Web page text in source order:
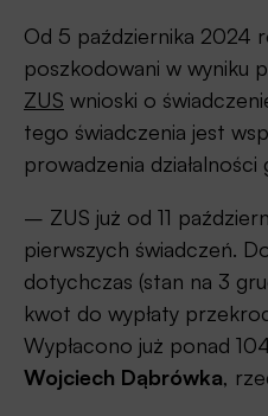
Od 5 października 2024
poszkodowani w wyniku
ZUS wnioski o
tego świadczenia jest
prowadzenia
– ZUS już od 11
pierwszych świadczeń.
dotychczas (stan na 3
kwot do wypłaty
Wypłacono już ponad
Wojciech Dąbrówka,